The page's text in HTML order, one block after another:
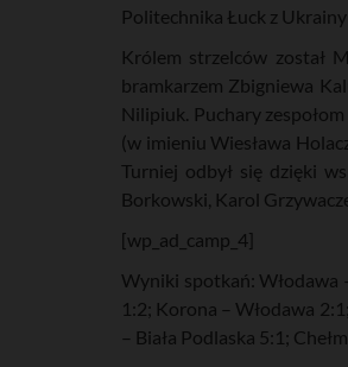
Politechnika Łuck z Ukrainy
Królem strzelców został
bramkarzem Zbigniewa
Nilipiuk. Puchary
(w imieniu Wiesława
Turniej odbył się dzięki
Borkowski, Karol
[wp_ad_camp_4]
Wyniki spotkań: Włodawa
1:2; Korona – Włodawa
– Biała Podlaska 5:1;